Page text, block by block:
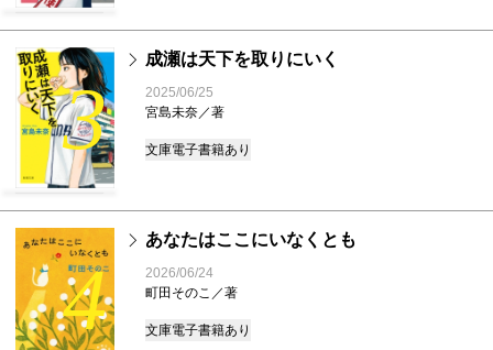
3
成瀬は天下を取りにいく
2025/06/25
宮島未奈／著
文庫電子書籍あり
4
あなたはここにいなくとも
2026/06/24
町田そのこ／著
文庫電子書籍あり